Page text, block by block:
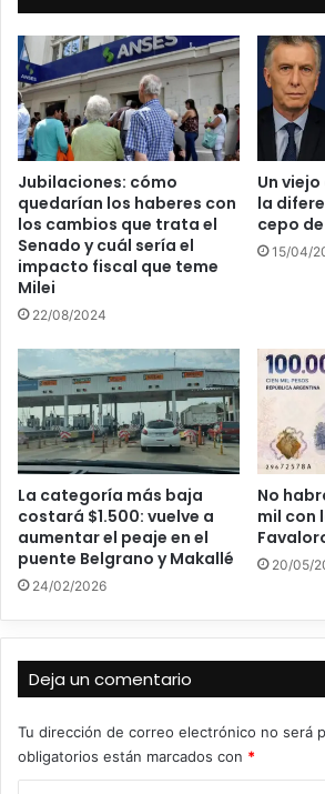
Jubilaciones: cómo
quedarían los haberes con
los cambios que trata el
Senado y cuál sería el
impacto fiscal que teme
Milei
22/08/2024
Un
la
cepo
15/04/
La categoría más baja
costará $1.500: vuelve a
aumentar el peaje en el
puente Belgrano y Makallé
24/02/2026
No
mil con
20/05/
Deja un comentario
Tu dirección de correo electrónico no será
obligatorios están marcados con *